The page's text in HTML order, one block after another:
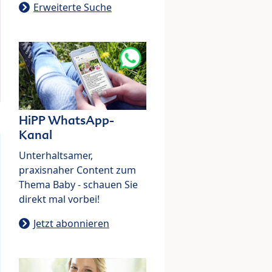
Erweiterte Suche
HiPP WhatsApp-
Kanal
Unterhaltsamer,
praxisnaher Content zum
Thema Baby - schauen Sie
direkt mal vorbei!
Jetzt abonnieren